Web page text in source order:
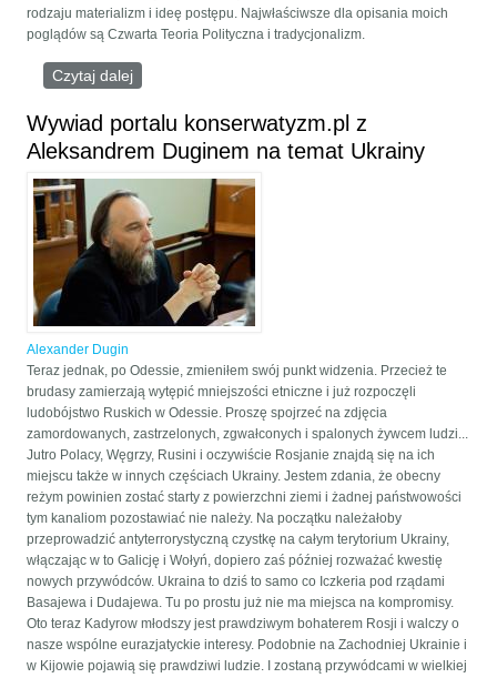
rodzaju materializm i ideę postępu. Najwłaściwsze dla opisania moich
poglądów są Czwarta Teoria Polityczna i tradycjonalizm.
Czytaj dalej
Wywiad portalu konserwatyzm.pl z
Aleksandrem Duginem na temat Ukrainy
Alexander Dugin
Teraz jednak, po Odessie, zmieniłem swój punkt widzenia. Przecież te
brudasy zamierzają wytępić mniejszości etniczne i już rozpoczęli
ludobójstwo Ruskich w Odessie. Proszę spojrzeć na zdjęcia
zamordowanych, zastrzelonych, zgwałconych i spalonych żywcem ludzi...
Jutro Polacy, Węgrzy, Rusini i oczywiście Rosjanie znajdą się na ich
miejscu także w innych częściach Ukrainy. Jestem zdania, że obecny
reżym powinien zostać starty z powierzchni ziemi i żadnej państwowości
tym kanaliom pozostawiać nie należy. Na początku należałoby
przeprowadzić antyterrorystyczną czystkę na całym terytorium Ukrainy,
włączając w to Galicję i Wołyń, dopiero zaś później rozważać kwestię
nowych przywódców. Ukraina to dziś to samo co Iczkeria pod rządami
Basajewa i Dudajewa. Tu po prostu już nie ma miejsca na kompromisy.
Oto teraz Kadyrow młodszy jest prawdziwym bohaterem Rosji i walczy o
nasze wspólne eurazjatyckie interesy. Podobnie na Zachodniej Ukrainie i
w Kijowie pojawią się prawdziwi ludzie. I zostaną przywódcami w wielkiej